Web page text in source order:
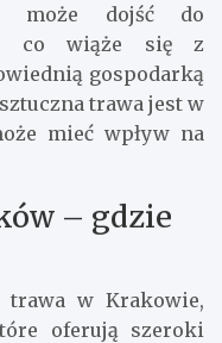
może dojść do
co wiąże się z
gospodarką
trawa jest w
mieć wpływ na
– gdzie
trawa w Krakowie,
oferują szeroki